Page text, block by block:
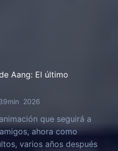
Aang: El último
2026
que seguirá a
ahora como
varios años después